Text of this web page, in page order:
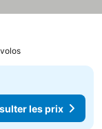
les prix